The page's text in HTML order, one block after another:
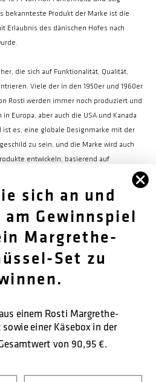
bekannteste Produkt der Marke ist die
Erlaubnis des dänischen Hofes nach
die sich auf Funktionalität, Qualität,
Viele der in den 1950er und 1960er
Rosti werden immer noch produziert und
Europa, aber auch die USA und Kanada
ist es, eine globale Designmarke mit der
zu sein, und die Marke wird auch
entwickeln, basierend auf
sich an und
am Gewinnspiel
Margrethe-
Set zu
einem Rosti Margrethe-
einer Käsebox in der
von 90,95 €.